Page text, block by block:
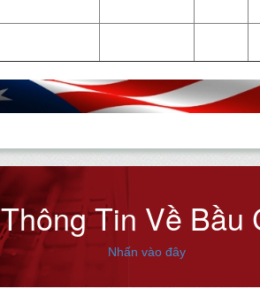
Thông Tin Về Bầu
Nhấn vào đây